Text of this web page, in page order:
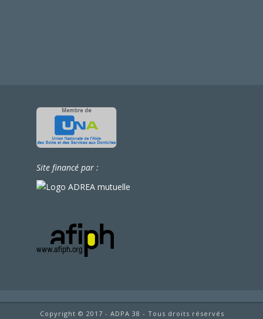
Site financé par :
Copyright © 2017 - ADPA 38 - Tous droits réservés